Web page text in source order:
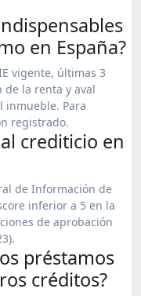
en España?
vigente, últimas 3
la renta y aval
inmueble. Para
registrado.
crediticio en
de Información de
inferior a 5 en la
de aprobación
préstamos
créditos?